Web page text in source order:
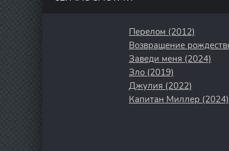
Перелом (2012)
Заведи меня (2024)
Зло (2019)
Джулия (2022)
Капитан Миллер (2024)